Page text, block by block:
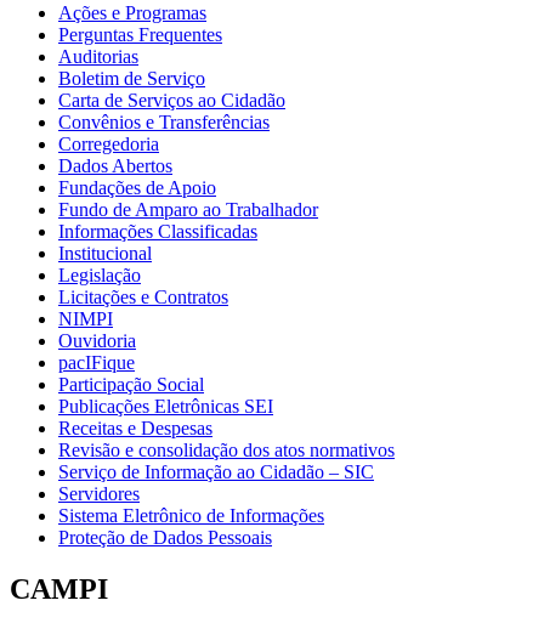
Ações e Programas
Perguntas Frequentes
Auditorias
Boletim de Serviço
Carta de Serviços ao Cidadão
Convênios e Transferências
Corregedoria
Dados Abertos
Fundações de Apoio
Fundo de Amparo ao Trabalhador
Informações Classificadas
Institucional
Legislação
Licitações e Contratos
NIMPI
Ouvidoria
pacIFique
Participação Social
Publicações Eletrônicas SEI
Receitas e Despesas
Revisão e consolidação dos atos normativos
Serviço de Informação ao Cidadão – SIC
Servidores
Sistema Eletrônico de Informações
Proteção de Dados Pessoais
CAMPI